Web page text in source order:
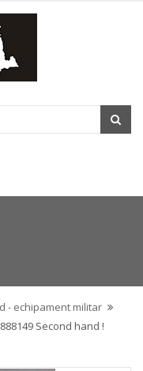
- echipament militar
Second hand !